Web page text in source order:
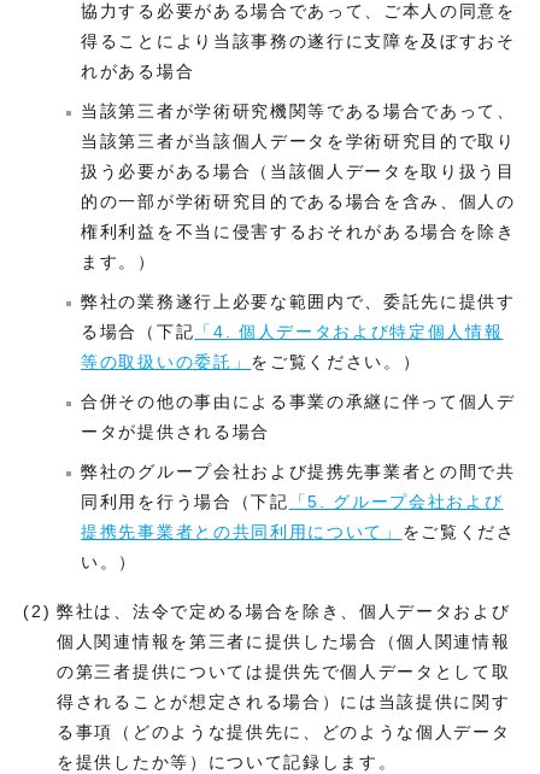
協力する必要がある場合であって、ご本人の同意を
得ることにより当該事務の遂行に支障を及ぼすおそ
れがある場合
当該第三者が学術研究機関等である場合であって、
当該第三者が当該個人データを学術研究目的で取り
扱う必要がある場合（当該個人データを取り扱う目
的の一部が学術研究目的である場合を含み、個人の
権利利益を不当に侵害するおそれがある場合を除き
ます。）
弊社の業務遂行上必要な範囲内で、委託先に提供す
る場合（下記 「4. 個人データおよび特定個人情報
等の取扱いの委託」 をご覧ください。）
合併その他の事由による事業の承継に伴って個人デ
ータが提供される場合
弊社のグループ会社および提携先事業者との間で共
同利用を行う場合（下記
「5. グループ会社および
提携先事業者との共同利用について」 をご覧くださ
い。）
弊社は、法令で定める場合を除き、個人データおよび
個人関連情報を第三者に提供した場合（個人関連情報
の第三者提供については提供先で個人データとして取
得されることが想定される場合）には当該提供に関す
る事項（どのような提供先に、どのような個人データ
を提供したか等）について記録します。